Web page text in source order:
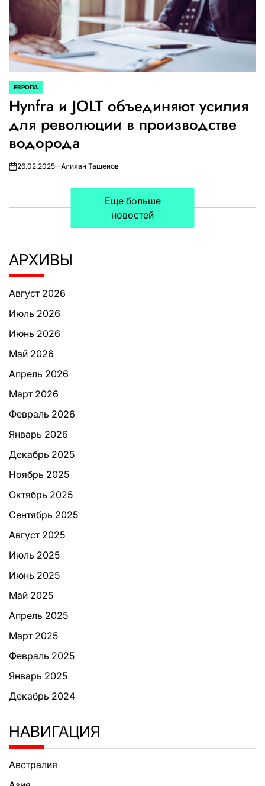
ОПУБЛИКОВАНО
В
ЕВРОПА
Hynfra и JOLT объединяют усилия
для революции в производстве
водорода
on26.02.2025 Алихан Ташенов
Еще больше
новостей
АРХИВЫ
Август 2026
Июль 2026
Июнь 2026
Май 2026
Апрель 2026
Март 2026
Февраль 2026
Январь 2026
Декабрь 2025
Ноябрь 2025
Октябрь 2025
Сентябрь 2025
Август 2025
Июль 2025
Июнь 2025
Май 2025
Апрель 2025
Март 2025
Февраль 2025
Январь 2025
Декабрь 2024
НАВИГАЦИЯ
Австралия